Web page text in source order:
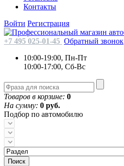
Контакты
Войти Регистрация
+7 495 025-01-45 Обратный звонок
10:00-19:00, Пн-Пт
10:00-17:00, Сб-Вс
Товаров в корзине: 0
На сумму: 0 руб.
Подбор по автомобилю
Поиск